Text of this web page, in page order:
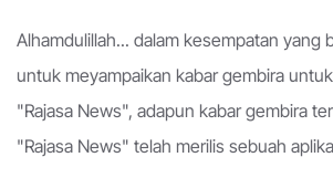
Alhamdulillah... dalam kesempatan yang
untuk meyampaikan kabar gembira
"Rajasa News", adapun kabar gembira
"Rajasa News" telah merilis sebuah